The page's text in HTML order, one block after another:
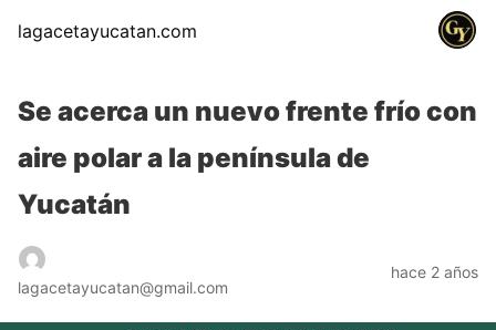
lagacetayucatan.com
Se acerca un nuevo frente frío con
aire polar a la península de
Yucatán
lagacetayucatan@gmail.com
hace 2 años